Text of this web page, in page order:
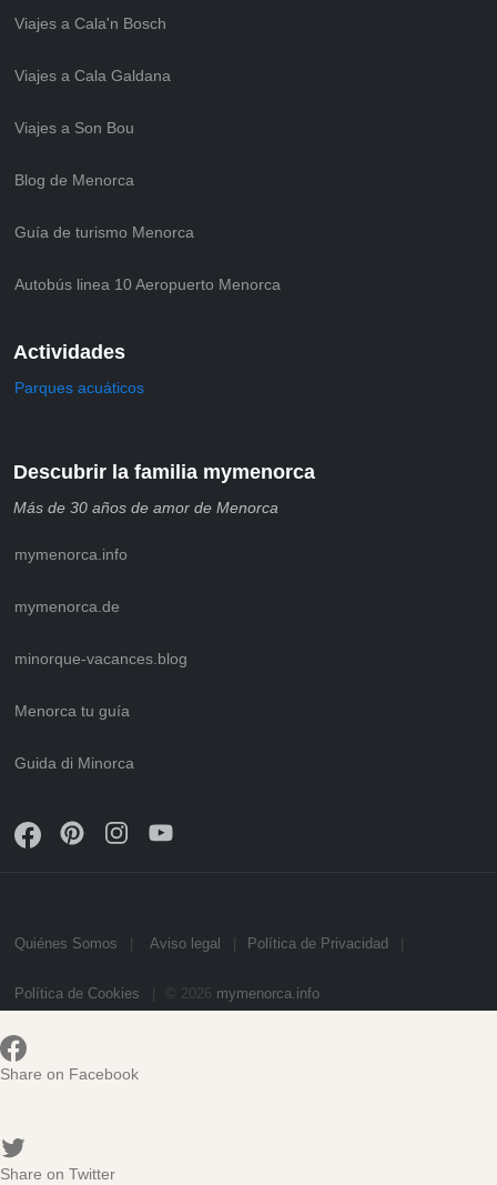
Viajes a Cala'n Bosch
Viajes a Cala Galdana
Viajes a Son Bou
Blog de Menorca
Guía de turismo Menorca
Autobús linea 10 Aeropuerto Menorca
Actividades
Parques acuáticos
Descubrir la familia mymenorca
Más de 30 años de amor de Menorca
mymenorca.info
mymenorca.de
minorque-vacances.blog
Menorca tu guía
Guida di Minorca
Quiénes Somos Aviso legal Política de Privacidad
Política de Cookies © 2026 mymenorca.info
Share on Facebook
Share on Twitter